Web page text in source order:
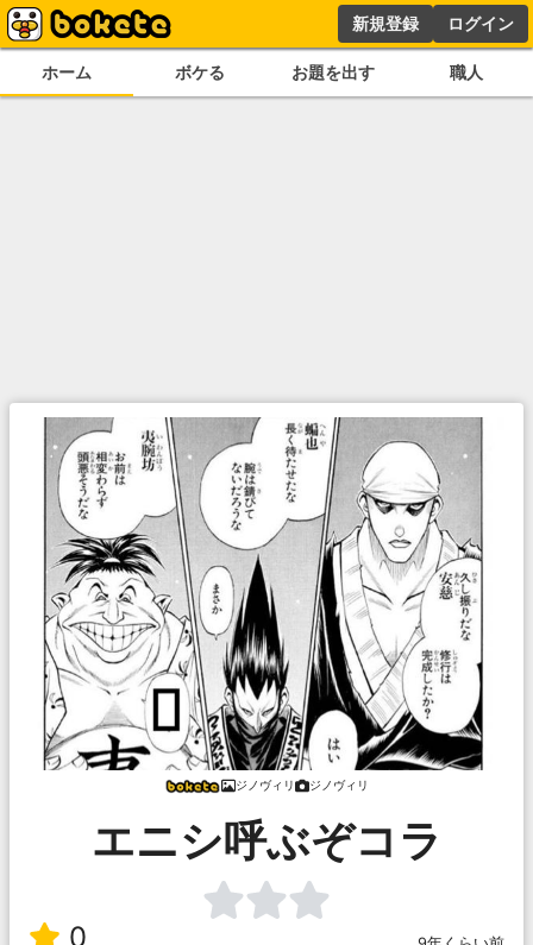
新規登録 ログイン
ホーム ボケる お題を出す 職人
ジノヴィリ ジノヴィリ
エニシ呼ぶぞコラ
0